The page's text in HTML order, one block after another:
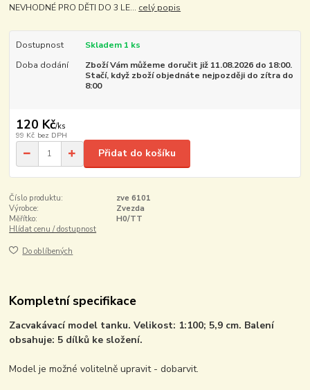
NEVHODNÉ PRO DĚTI DO 3 LE... celý popis
Dostupnost
Skladem 1 ks
Doba dodání
Zboží Vám můžeme doručit již 11.08.2026 do 18:00.
Stačí, když zboží objednáte nejpozději do zítra do
8:00
120 Kč/ks
99 Kč bez DPH
Přidat do košíku
Číslo produktu:
zve 6101
Výrobce:
Zvezda
Měřítko:
H0/TT
Hlídat cenu / dostupnost
Do oblíbených
Kompletní specifikace
Zacvakávací model tanku. Velikost: 1:100; 5,9 cm. Balení
obsahuje: 5 dílků ke složení.
Model je možné volitelně upravit - dobarvit.